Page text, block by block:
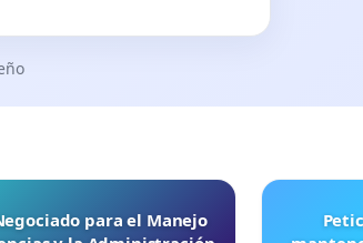
para el Manejo
Petición